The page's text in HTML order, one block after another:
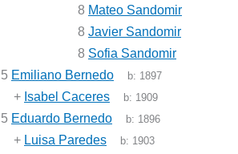
8 Mateo Sandomir
8 Javier Sandomir
8 Sofia Sandomir
5 Emiliano Bernedo b: 1897
+ Isabel Caceres b: 1909
5 Eduardo Bernedo b: 1896
+ Luisa Paredes b: 1903